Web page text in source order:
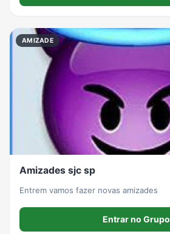
AMIZADE
Amizades sjc sp
Entrem vamos fazer novas amizades
Entrar no Grupo